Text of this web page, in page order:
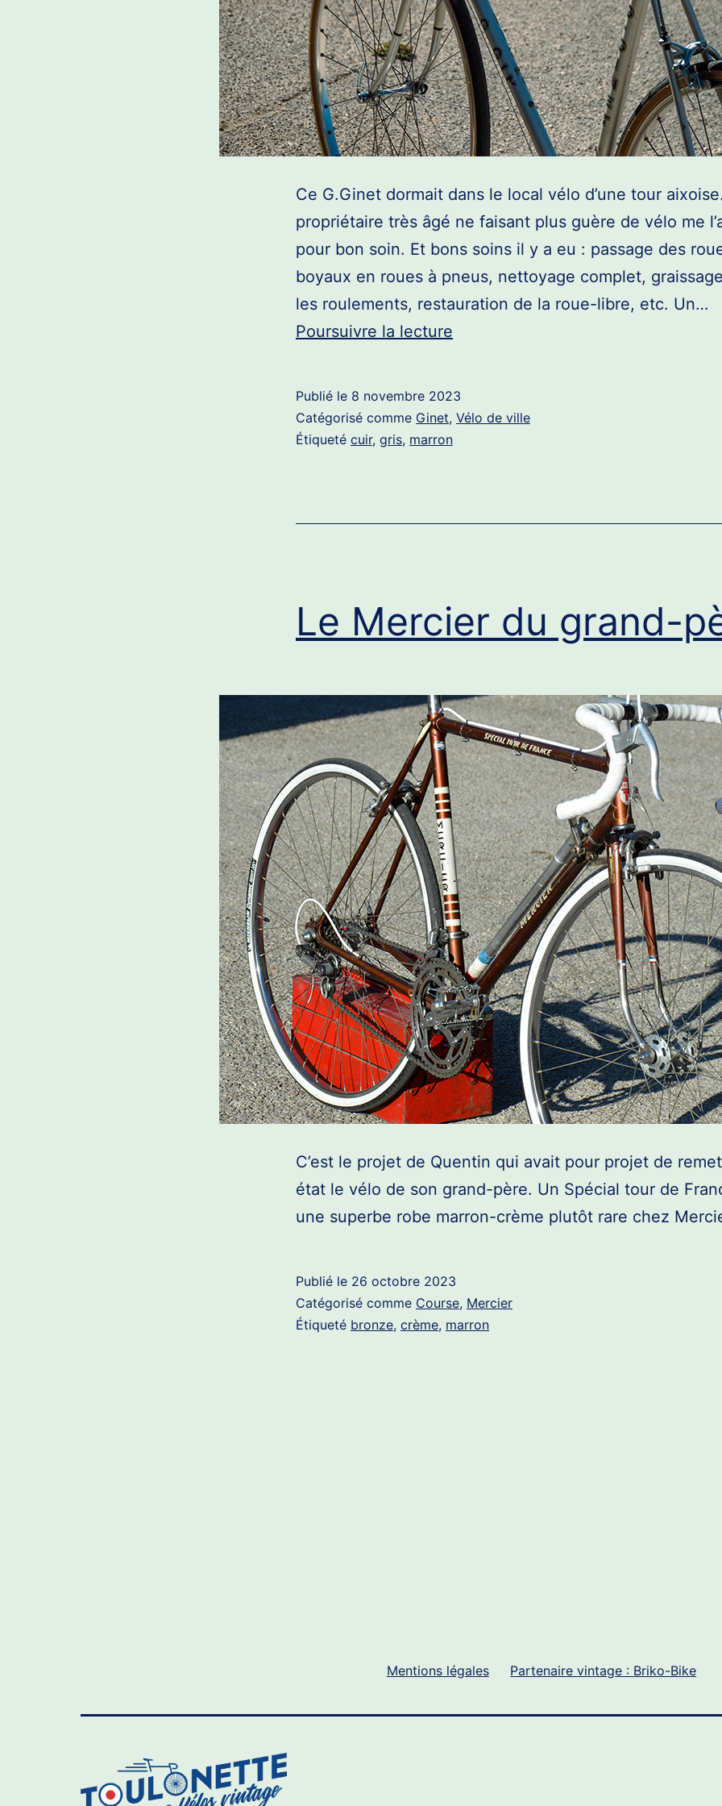
Ce G.Ginet dormait dans le local vélo d’une tour
propriétaire très âgé ne faisant plus guère de vélo me
pour bon soin. Et bons soins il y a eu : passage des
boyaux en roues à pneus, nettoyage complet,
les roulements, restauration de la roue-libre, etc. Un…
Poursuivre la lecture
Publié le 8 novembre 2023
Catégorisé comme Ginet, Vélo de ville
Étiqueté cuir, gris, marron
Le Mercier du grand-
C’est le projet de Quentin qui avait pour projet de
état le vélo de son grand-père. Un Spécial tour de
une superbe robe marron-crème plutôt rare chez
Publié le 26 octobre 2023
Catégorisé comme Course, Mercier
Étiqueté bronze, crème, marron
Mentions légales Partenaire vintage : Briko-Bike